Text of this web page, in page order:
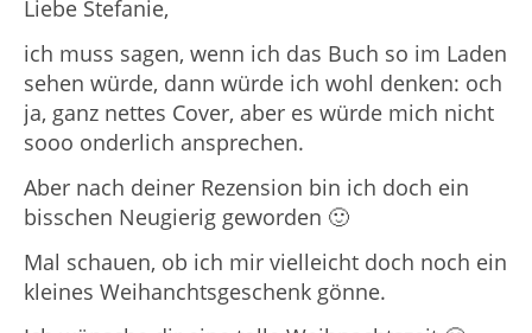
Liebe Stefanie,
ich muss sagen, wenn ich das Buch so im Laden
sehen würde, dann würde ich wohl denken: och
ja, ganz nettes Cover, aber es würde mich nicht
sooo onderlich ansprechen.
Aber nach deiner Rezension bin ich doch ein
bisschen Neugierig geworden 🙂
Mal schauen, ob ich mir vielleicht doch noch ein
kleines Weihanchtsgeschenk gönne.